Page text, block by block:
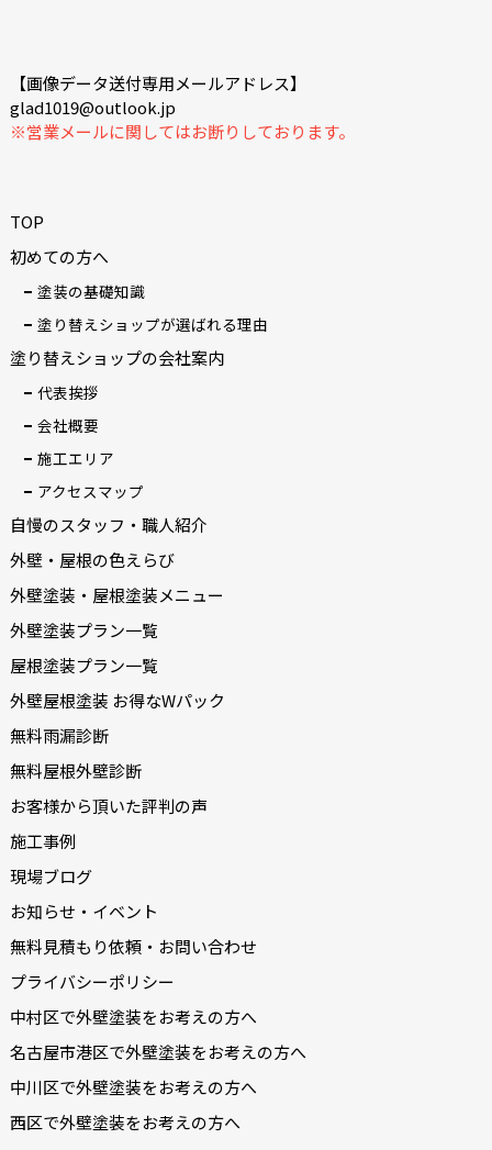
【画像データ送付専用メールアドレス】
glad1019@outlook.jp
※営業メールに関してはお断りしております。
TOP
初めての方へ
塗装の基礎知識
塗り替えショップが選ばれる理由
塗り替えショップの会社案内
代表挨拶
会社概要
施工エリア
アクセスマップ
自慢のスタッフ・職人紹介
外壁・屋根の色えらび
外壁塗装・屋根塗装メニュー
外壁塗装プラン一覧
屋根塗装プラン一覧
外壁屋根塗装 お得なWパック
無料雨漏診断
無料屋根外壁診断
お客様から頂いた評判の声
施工事例
現場ブログ
お知らせ・イベント
無料見積もり依頼・お問い合わせ
プライバシーポリシー
中村区で外壁塗装をお考えの方へ
名古屋市港区で外壁塗装をお考えの方へ
中川区で外壁塗装をお考えの方へ
西区で外壁塗装をお考えの方へ